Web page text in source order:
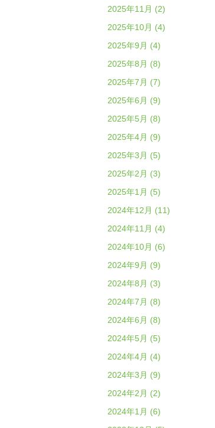
2025年11月 (2)
2025年10月 (4)
2025年9月 (4)
2025年8月 (8)
2025年7月 (7)
2025年6月 (9)
2025年5月 (8)
2025年4月 (9)
2025年3月 (5)
2025年2月 (3)
2025年1月 (5)
2024年12月 (11)
2024年11月 (4)
2024年10月 (6)
2024年9月 (9)
2024年8月 (3)
2024年7月 (8)
2024年6月 (8)
2024年5月 (5)
2024年4月 (4)
2024年3月 (9)
2024年2月 (2)
2024年1月 (6)